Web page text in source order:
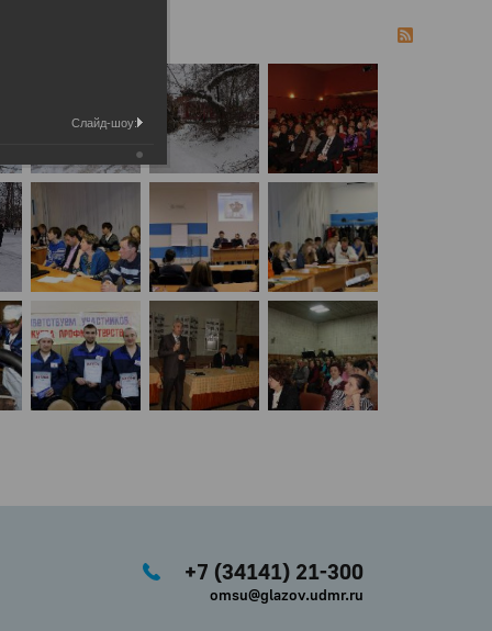
+7 (34141) 21-300
omsu@glazov.udmr.ru
Слайд-шоу: